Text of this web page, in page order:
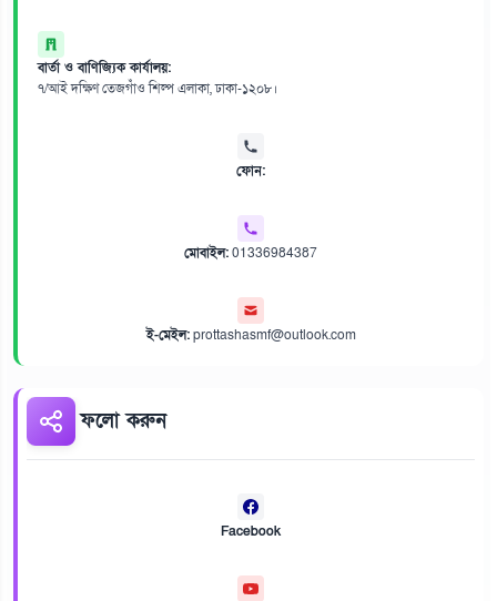
বার্তা ও বাণিজ্যিক কার্যালয়:
৭/আই দক্ষিণ তেজগাঁও শিল্প এলাকা, ঢাকা-১২০৮।
ফোন:
মোবাইল:01336984387
ই-মেইল:prottashasmf@outlook.com
ফলো করুন
Facebook